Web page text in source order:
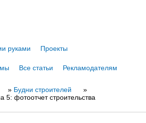
руками Проекты
Все статьи Рекламодателям
» Будни строителей
»
5: фотоотчет строительства